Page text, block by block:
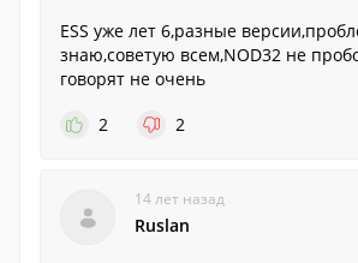
ESS уже лет 6,разные
знаю,советую всем,NOD32 не
говорят не очень
2
2
14 лет назад
Ruslan